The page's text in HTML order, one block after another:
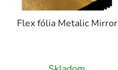
Flex fólia Metalic Mirror